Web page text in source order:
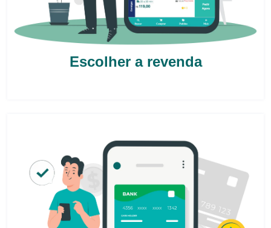
Escolher a revenda